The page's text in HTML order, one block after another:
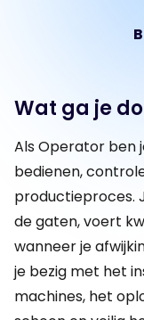
Wat ga je
Als Operator ben
bedienen,
productieproces.
de gaten, voert
wanneer je
je bezig met het
machines, het